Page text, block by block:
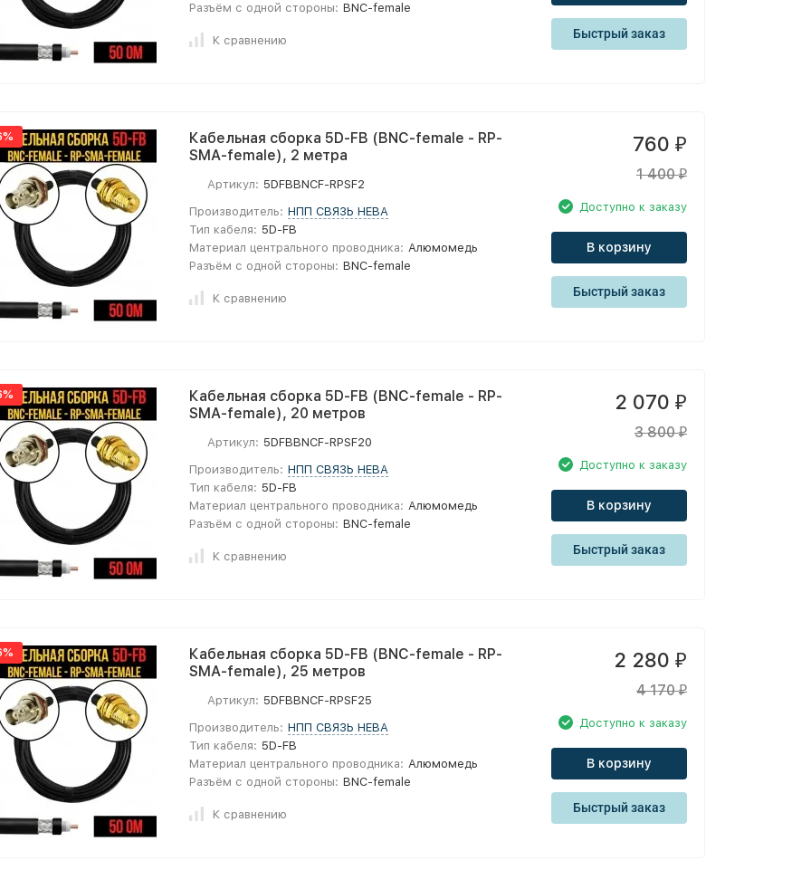
Разъём с одной стороны: BNC-female
К сравнению Быстрый заказ
Кабельная сборка 5D-FB (BNC-female - RP-
SMA-female), 2 метра
Артикул: 5DFBBNCF-RPSF2
Производитель: НПП СВЯЗЬ НЕВА
Тип кабеля: 5D-FB
Материал центрального проводника: Алюмомедь
Разъём с одной стороны: BNC-female
К сравнению
760 ₽
1 400₽
Доступно к заказу
В корзину
Быстрый заказ
Кабельная сборка 5D-FB (BNC-female - RP-
SMA-female), 20 метров
Артикул: 5DFBBNCF-RPSF20
Производитель: НПП СВЯЗЬ НЕВА
Тип кабеля: 5D-FB
Материал центрального проводника: Алюмомедь
Разъём с одной стороны: BNC-female
К сравнению
2 070 ₽
3 800₽
Доступно к заказу
В корзину
Быстрый заказ
Кабельная сборка 5D-FB (BNC-female - RP-
SMA-female), 25 метров
Артикул: 5DFBBNCF-RPSF25
Производитель: НПП СВЯЗЬ НЕВА
Тип кабеля: 5D-FB
Материал центрального проводника: Алюмомедь
Разъём с одной стороны: BNC-female
К сравнению
2 280 ₽
4 170₽
Доступно к заказу
В корзину
Быстрый заказ